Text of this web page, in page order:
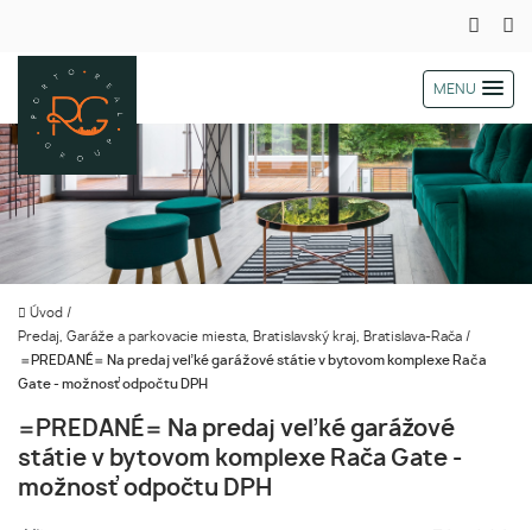
MENU
Úvod /
Predaj, Garáže a parkovacie miesta, Bratislavský kraj, Bratislava-Rača /
=PREDANÉ= Na predaj veľké garážové státie v bytovom komplexe Rača
Gate - možnosť odpočtu DPH
=PREDANÉ= Na predaj veľké garážové
státie v bytovom komplexe Rača Gate -
možnosť odpočtu DPH